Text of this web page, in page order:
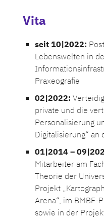
Vita
seit 10|2022:
Lebenswelten in
Praxeografie
02|2022:
private und die
Personalisierung
Digitalisierung“ an
01|2014 –
Mitarbeiter am
Theorie der
Projekt
Arena“, im BMBF-
sowie in der